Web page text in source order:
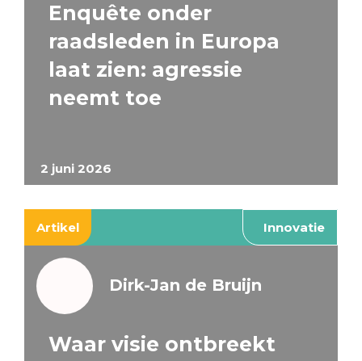
2 juni 2026
Enquête onder
raadsleden in Europa
laat zien: agressie
neemt toe
Artikel Innovatie
Dirk-Jan de Bruijn
Waar visie ontbreekt